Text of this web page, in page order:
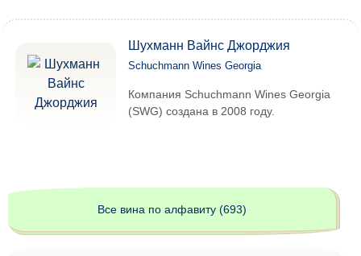
Шухманн Вайнс Джорджия
Schuchmann Wines Georgia
Компания Schuchmann Wines Georgia
(SWG) создана в 2008 году.
Все вина по алфавиту (693)